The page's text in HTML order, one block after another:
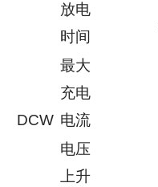
DCW
放电
时间
最大
充电
电流
电压
上升